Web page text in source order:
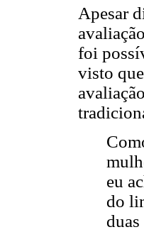
Apesar
foi
visto
eu
do